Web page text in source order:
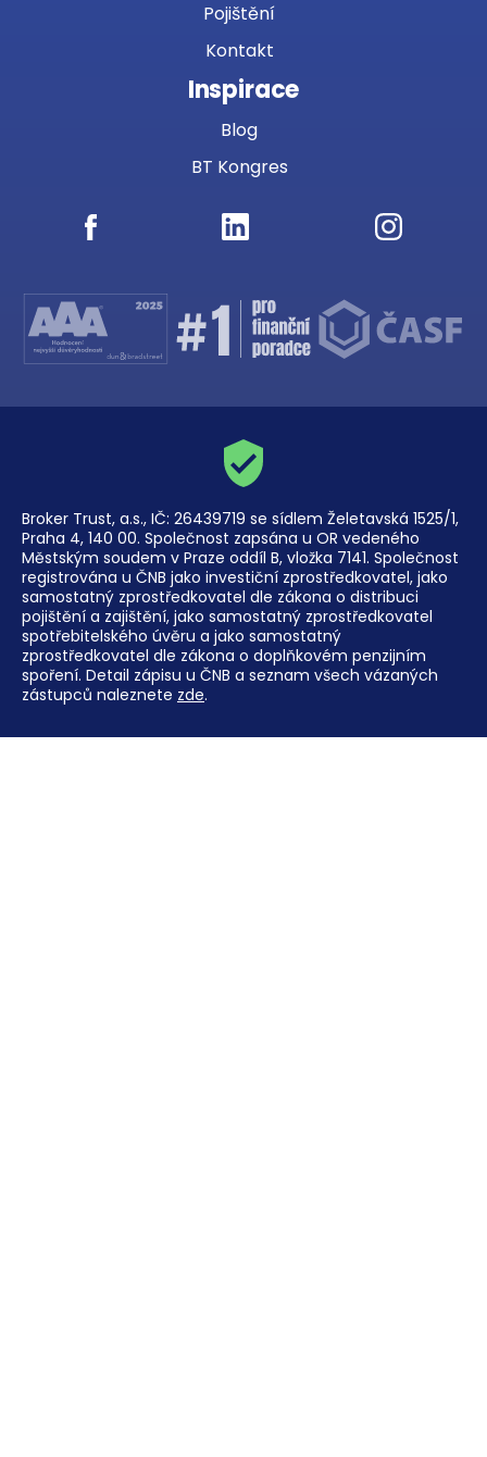
Pojištění
Kontakt
Inspirace
Blog
BT Kongres
Broker Trust, a.s., IČ: 26439719 se sídlem Želetavská 1525/1,
Praha 4, 140 00. Společnost zapsána u OR vedeného
Městským soudem v Praze oddíl B, vložka 7141. Společnost
registrována u ČNB jako investiční zprostředkovatel, jako
samostatný zprostředkovatel dle zákona o distribuci
pojištění a zajištění, jako samostatný zprostředkovatel
spotřebitelského úvěru a jako samostatný
zprostředkovatel dle zákona o doplňkovém penzijním
spoření. Detail zápisu u ČNB a seznam všech vázaných
zástupců naleznete zde.